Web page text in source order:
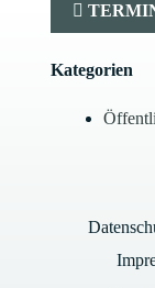
Kategorien